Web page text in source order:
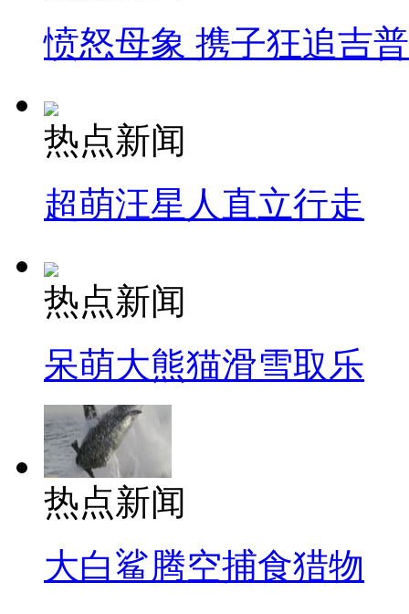
愤怒母象 携子狂追吉
热点新闻
超萌汪星人直立行走
热点新闻
呆萌大熊猫滑雪取乐
热点新闻
大白鲨腾空捕食猎物